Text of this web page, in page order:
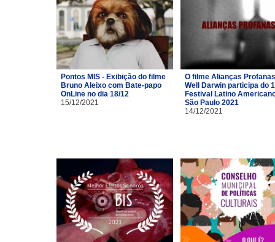
Pontos MIS - Exibição do filme
Bruno Aleixo com Bate-papo
OnLine no dia 18/12
15/12/2021
O filme Alianças
Well Darwin participa do
Festival Latino
São Paulo 2021
14/12/2021